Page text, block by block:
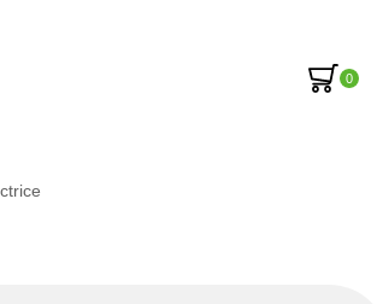
0